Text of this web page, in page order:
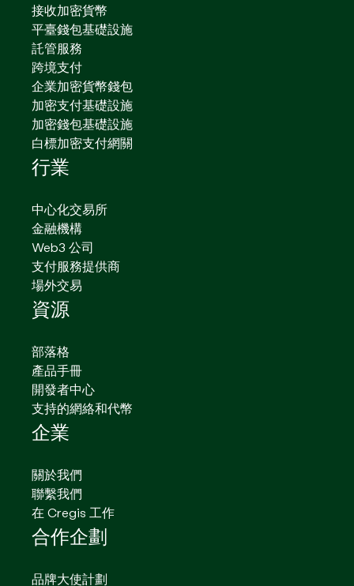
接收加密貨幣
平臺錢包基礎設施
託管服務
跨境支付
企業加密貨幣錢包
加密支付基礎設施
加密錢包基礎設施
白標加密支付網關
行業
中心化交易所
金融機構
Web3 公司
支付服務提供商
場外交易
資源
部落格
產品手冊
開發者中心
支持的網絡和代幣
企業
關於我們
聯繫我們
在 Cregis 工作
合作企劃
品牌大使計劃